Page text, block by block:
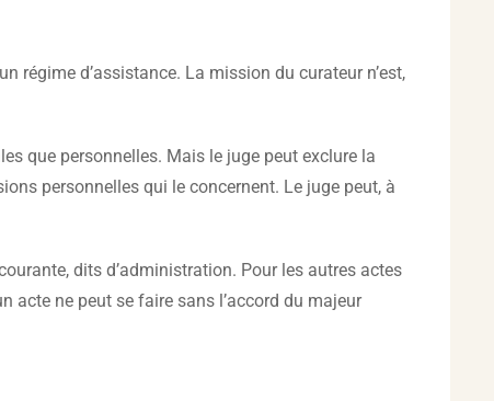
régime d’assistance. La mission du curateur n’est,
que personnelles. Mais le juge peut exclure la
personnelles qui le concernent. Le juge peut, à
dits d’administration. Pour les autres actes
ne peut se faire sans l’accord du majeur